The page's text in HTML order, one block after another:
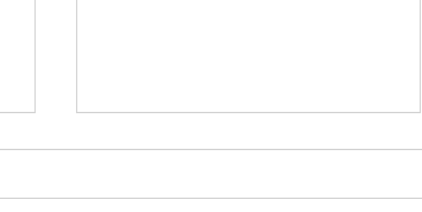
März 2026 kurz vor Ostern
Wo fange ich an- leider hat Mika